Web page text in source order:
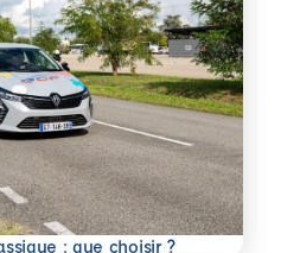
: que choisir ?